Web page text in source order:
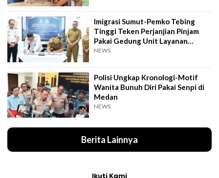
Imigrasi Sumut-Pemko Tebing
Tinggi Teken Perjanjian Pinjam
Pakai Gedung Unit Layanan
Paspor
NEWS
Polisi Ungkap Kronologi-Motif
Wanita Bunuh Diri Pakai Senpi di
Medan
NEWS
Berita Lainnya
Ikuti Kami